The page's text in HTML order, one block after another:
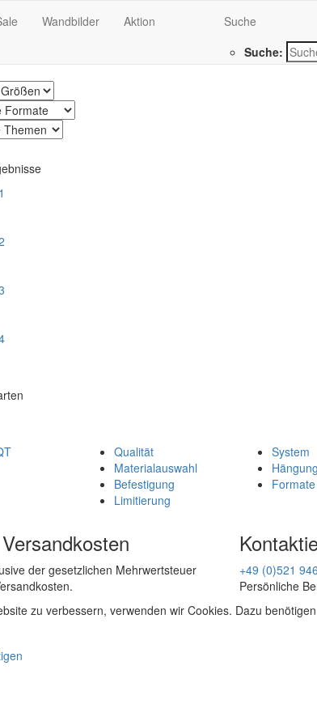
Wandbilder Aktion
Suche
Suche:
Qualität
Materialauswahl
Befestigung
Limitierung
System
Hängung
Formate
der gesetzlichen Mehrwertsteuer
+49 (0)521
Persönliche
zu verbessern, verwenden wir Cookies. Dazu